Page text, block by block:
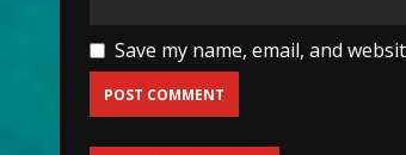
Save my name, email, and